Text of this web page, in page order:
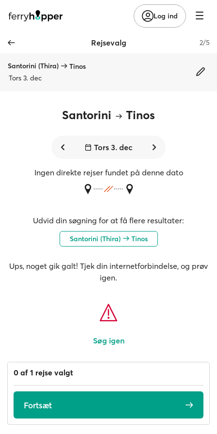
Log ind
Rejsevalg 2/5
Santorini (Thira)
Tinos
Tors 3. dec
Santorini Tinos
Tors 3. dec
Ingen direkte rejser fundet på denne dato
Udvid din søgning for at få flere resultater:
Santorini (Thira) Tinos
Ups, noget gik galt! Tjek din internetforbindelse, og prøv
igen.
Søg igen
0 af 1 rejse valgt
Fortsæt